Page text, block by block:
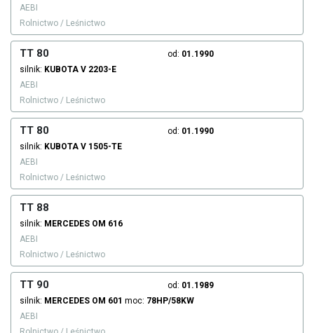
AEBI
Rolnictwo / Leśnictwo
TT 80 od: 01.1990
silnik: KUBOTA V 2203-E
AEBI
Rolnictwo / Leśnictwo
TT 80 od: 01.1990
silnik: KUBOTA V 1505-TE
AEBI
Rolnictwo / Leśnictwo
TT 88
silnik: MERCEDES OM 616
AEBI
Rolnictwo / Leśnictwo
TT 90 od: 01.1989
silnik: MERCEDES OM 601 moc: 78HP/58KW
AEBI